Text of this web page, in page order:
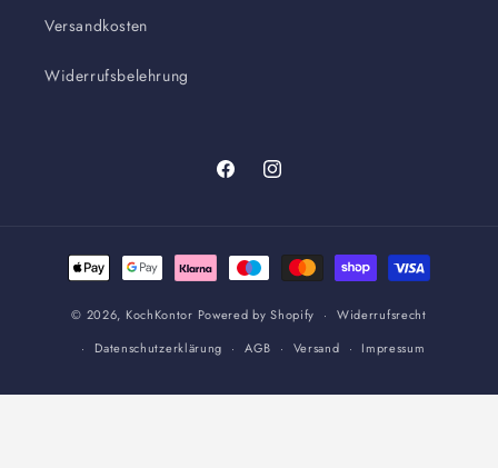
Versandkosten
Widerrufsbelehrung
FacebookInstagram
Zahlungsmethoden
© 2026, KochKontor Powered by Shopify
Widerrufsrecht
Datenschutzerklärung
AGB Versand Impressum